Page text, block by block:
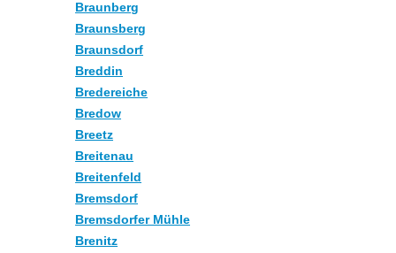
Braunberg
Braunsberg
Braunsdorf
Breddin
Bredereiche
Bredow
Breetz
Breitenau
Breitenfeld
Bremsdorf
Bremsdorfer Mühle
Brenitz